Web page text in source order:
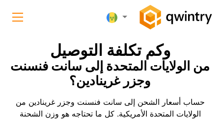
وكم تكلفة التوصيل
من الولايات المتحدة إلى سانت فنسنت
وجزر غرينادين؟
حساب أسعار الشحن إلى سانت فنسنت وجزر غرينادين من
الولايات المتحدة الأمريكية. كل ما تحتاجه هو وزن الشحنة